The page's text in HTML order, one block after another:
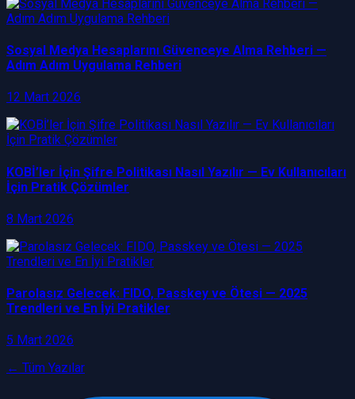
Sosyal Medya Hesaplarını Güvenceye Alma Rehberi —
Adım Adım Uygulama Rehberi
12 Mart 2026
KOBİ’ler İçin Şifre Politikası Nasıl Yazılır — Ev Kullanıcıları
İçin Pratik Çözümler
8 Mart 2026
Parolasız Gelecek: FIDO, Passkey ve Ötesi — 2025
Trendleri ve En İyi Pratikler
5 Mart 2026
← Tüm Yazılar